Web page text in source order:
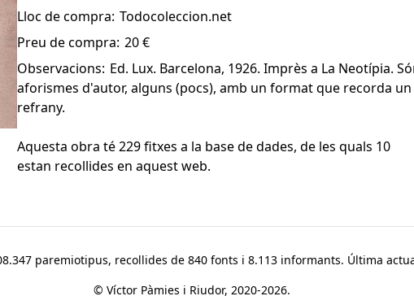
Lloc de compra: Todocoleccion.net
Preu de compra: 20 €
Observacions: Ed. Lux. Barcelona, 1926. Imprès a La Neotípia.
aforismes d'autor, alguns (pocs), amb un format que recorda un
refrany.
Aquesta obra té 229 fitxes a la base de dades, de les quals 10
estan recollides en aquest web.
paremiotipus, recollides de 840 fonts i 8.113 informants. Última
© Víctor Pàmies i Riudor, 2020-2026.